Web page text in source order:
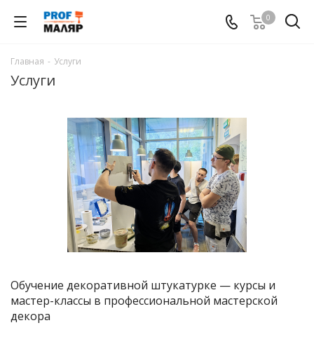
0
Главная - Услуги
Услуги
Обучение декоративной штукатурке — курсы и
мастер-классы в профессиональной мастерской
декора